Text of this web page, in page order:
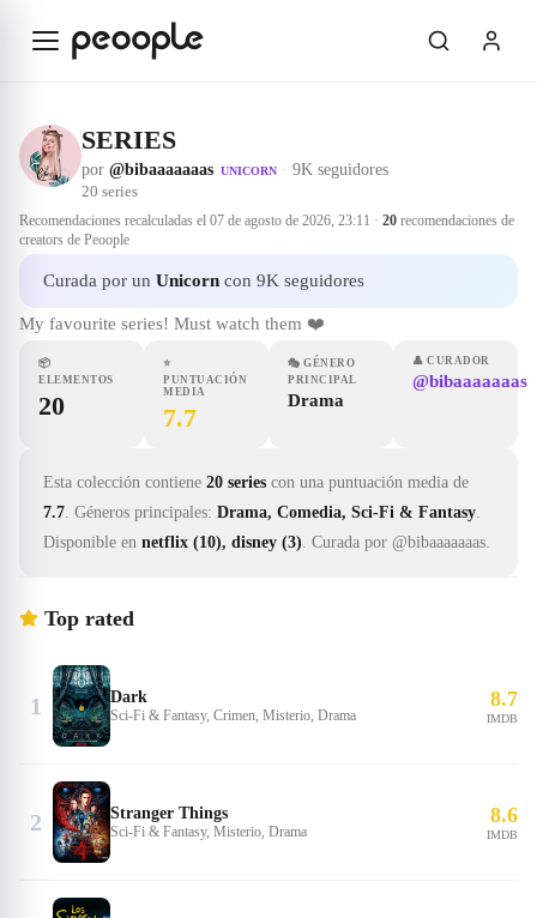
SERIES
por @bibaaaaaaas UNICORN · 9K seguidores
20 series
Recomendaciones recalculadas el 07 de agosto de 2026, 23:11 · 20 recomendaciones de
creators de Peoople
Curada por un Unicorn con 9K seguidores
My favourite series! Must watch them ❤️
📦
ELEMENTOS
20
⭐
PUNTUACIÓN
MEDIA
7.7
🎭 GÉNERO
PRINCIPAL
Drama
👤 CURADOR
@bibaaaaaaas
Esta colección contiene 20 series con una puntuación media de
7.7. Géneros principales: Drama, Comedia, Sci-Fi & Fantasy.
Disponible en netflix (10), disney (3). Curada por @bibaaaaaaas.
Top rated
1 Dark
Sci-Fi & Fantasy, Crimen, Misterio, Drama
8.7
IMDB
2 Stranger Things
Sci-Fi & Fantasy, Misterio, Drama
8.6
IMDB